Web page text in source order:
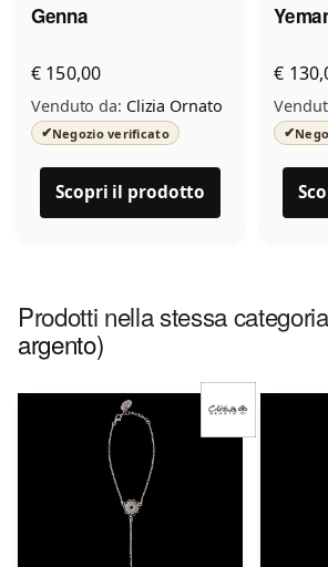
Genna
€ 150,00
Venduto da: Clizia Ornato
✔Negozio verificato
Scopri il prodotto
€
✔
Prodotti nella stessa categoria
argento)